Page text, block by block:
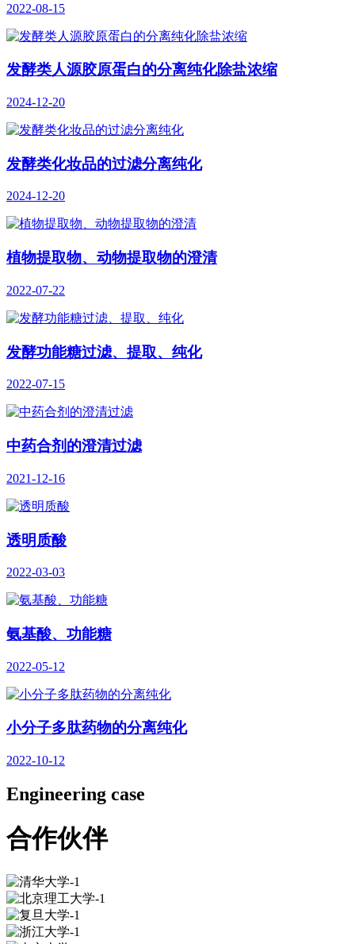
2022-08-15
发酵类人源胶原蛋白的分离纯化除盐浓缩
2024-12-20
发酵类化妆品的过滤分离纯化
2024-12-20
植物提取物、动物提取物的澄清
2022-07-22
发酵功能糖过滤、提取、纯化
2022-07-15
中药合剂的澄清过滤
2021-12-16
透明质酸
2022-03-03
氨基酸、功能糖
2022-05-12
小分子多肽药物的分离纯化
2022-10-12
Engineering case
合作伙伴